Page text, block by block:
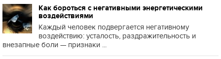
Как бороться с негативными энергетическими
воздействиями
Каждый человек подвергается негативному
воздействию: усталость, раздражительность и
внезапные боли — признаки ...